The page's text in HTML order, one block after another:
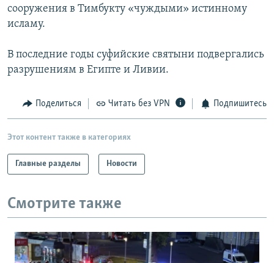
сооружения в Тимбукту «чуждыми» истинному
исламу.
В последние годы суфийские святыни подвергались
разрушениям в Египте и Ливии.
Поделиться Читать без VPN Подпишитесь
Этот контент также в категориях
Главные разделы Новости
Смотрите также